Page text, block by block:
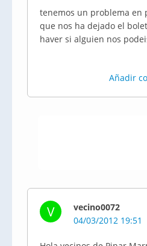
tenemos un problema en
que nos ha dejado el
haver si alguien nos
Añadir
V
vecino0072
04/03/2012 19:51